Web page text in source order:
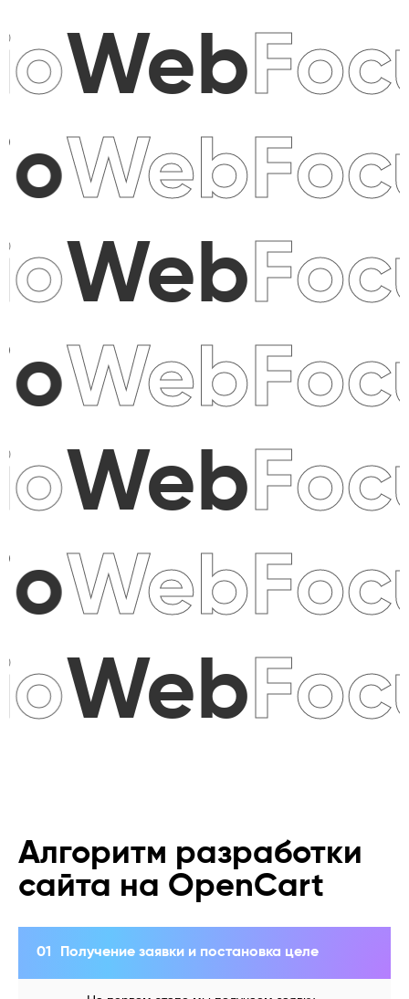
Алгоритм разработки
сайта на OpenCart
01 Получение заявки и постановка целе